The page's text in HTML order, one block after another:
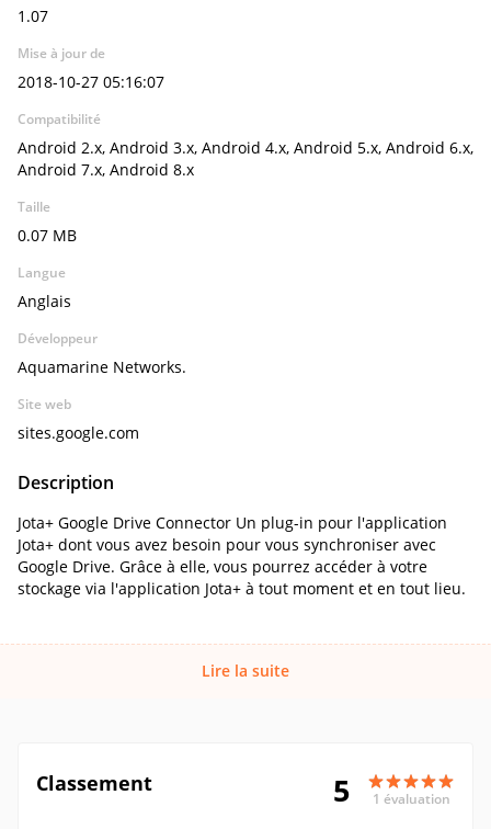
1.07
Mise à jour de
2018-10-27 05:16:07
Compatibilité
Android 2.x, Android 3.x, Android 4.x, Android 5.x, Android 6.x,
Android 7.x, Android 8.x
Taille
0.07 MB
Langue
Anglais
Développeur
Aquamarine Networks.
Site web
sites.google.com
Description
Jota+ Google Drive Connector Un plug-in pour l'application
Jota+ dont vous avez besoin pour vous synchroniser avec
Google Drive. Grâce à elle, vous pourrez accéder à votre
stockage via l'application Jota+ à tout moment et en tout lieu.
Lire la suite
Classement 5 1 évaluation